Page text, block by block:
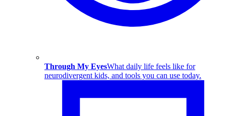
Through My EyesWhat daily life feels like for
neurodivergent kids, and tools you can use today.